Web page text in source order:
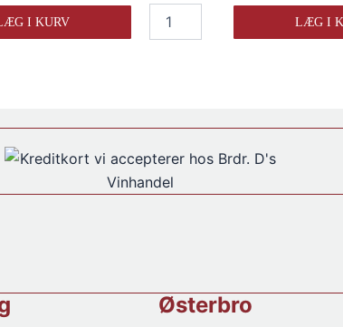
I KURV
Couvreur
LÆG I
Østerbro